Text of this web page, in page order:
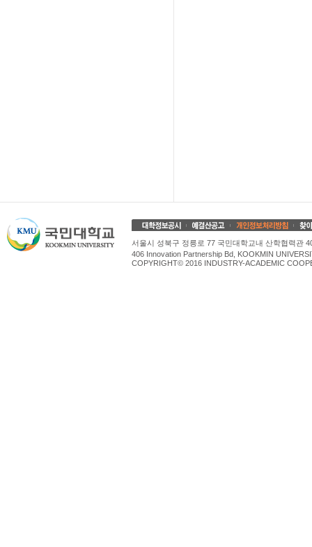
서울시 성북구 정릉로 77 국민대학교내 산학협력관
406 Innovation Partnership Bd, KOOKMIN
COPYRIGHT© 2016 INDUSTRY-ACADEMIC